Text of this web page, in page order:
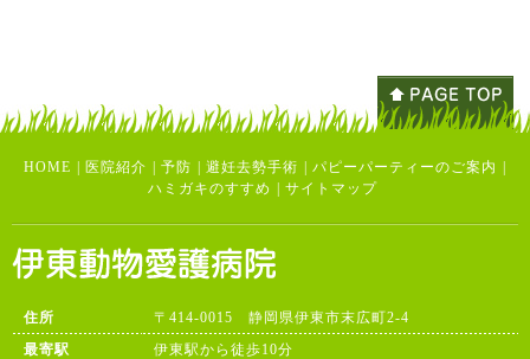
HOME | 医院紹介 | 予防 | 避妊去勢手術 | パピーパーティーのご案内 |
ハミガキのすすめ | サイトマップ
住所
〒414-0015 静岡県伊東市末広町2-4
最寄駅
伊東駅から徒歩10分